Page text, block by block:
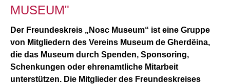
MUSEUM"
Der Freundeskreis „Nosc Museum“ ist eine Gruppe
von Mitgliedern des Vereins Museum de Gherdëina,
die das Museum durch Spenden, Sponsoring,
Schenkungen oder ehrenamtliche Mitarbeit
unterstützen. Die Mitglieder des Freundeskreises